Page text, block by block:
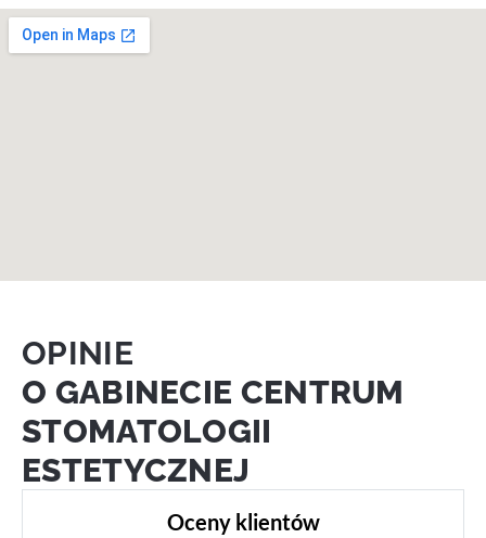
OPINIE
O GABINECIE CENTRUM
STOMATOLOGII
ESTETYCZNEJ
Oceny klientów